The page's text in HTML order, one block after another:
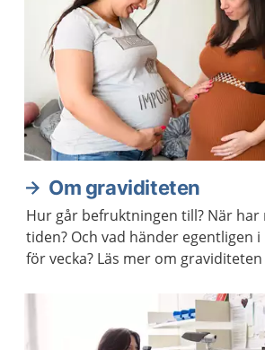
Om graviditeten
Hur går befruktningen till? När
tiden? Och vad händer egentligen
för vecka? Läs mer om